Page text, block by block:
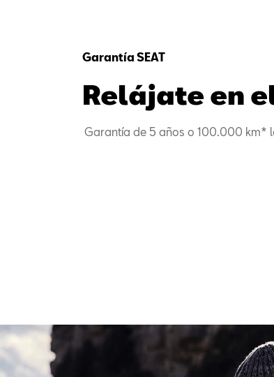
Garantía SEAT
Relájate en
Garantía de 5 años o 100.000 km*